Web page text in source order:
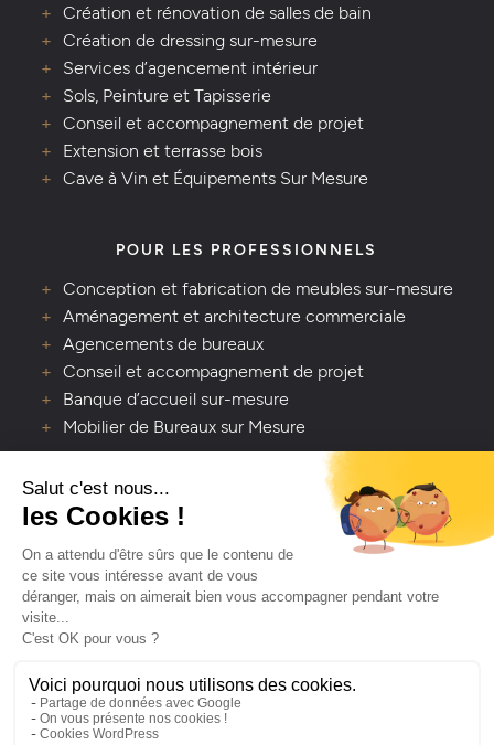
Création et rénovation de salles de bain
Création de dressing sur-mesure
Services d’agencement intérieur
Sols, Peinture et Tapisserie
Conseil et accompagnement de projet
Extension et terrasse bois
Cave à Vin et Équipements Sur Mesure
POUR LES PROFESSIONNELS
Conception et fabrication de meubles sur-mesure
Aménagement et architecture commerciale
Agencements de bureaux
Conseil et accompagnement de projet
Banque d’accueil sur-mesure
Mobilier de Bureaux sur Mesure
VOUS AVEZ UNE QUESTION ?
Lavaleur - Artisan créateur d’espaces de vie
Depuis 1978, Lavaleur transforme vos espaces avec
passion et savoir-faire. Contactez-nous pour un projet
clé en main, du sol au plafond.
NOUS CONTACTER